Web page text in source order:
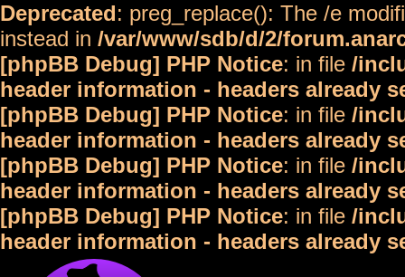
Deprecated: preg_replace(): The /e
instead in /var/www/sdb/d/2/
[phpBB Debug] PHP Notice: in file /
header information - headers already
[phpBB Debug] PHP Notice: in file /
header information - headers already
[phpBB Debug] PHP Notice: in file /
header information - headers already
[phpBB Debug] PHP Notice: in file /
header information - headers already